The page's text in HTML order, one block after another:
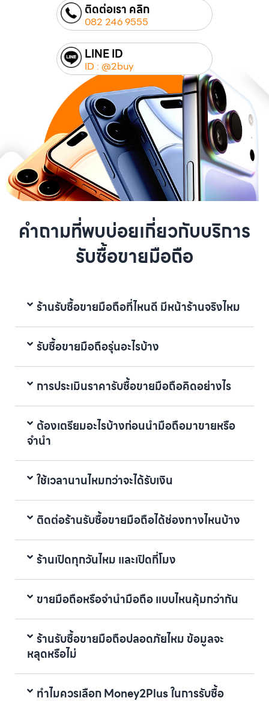
ติดต่อเรา คลิก
082 246 9555
LINE ID
ID : @2buy
คำถามที่พบบ่อยเกี่ยวกับบริการ
รับซื้อขายมือถือ
ร้านรับซื้อขายมือถือที่ไหนดี มีหน้าร้านจริงไหม
รับซื้อขายมือถือรุ่นอะไรบ้าง
การประเมินราคารับซื้อขายมือถือคิดอย่างไร
ต้องเตรียมอะไรบ้างก่อนนำมือถือมาขายหรือ
จำนำ
ใช้เวลานานไหมกว่าจะได้รับเงิน
ติดต่อร้านรับซื้อขายมือถือได้ช่องทางไหนบ้าง
ร้านเปิดทุกวันไหม และเปิดกี่โมง
ขายมือถือหรือจำนำมือถือ แบบไหนคุ้มกว่ากัน
ร้านรับซื้อขายมือถือปลอดภัยไหม ข้อมูลจะ
หลุดหรือไม่
ทำไมควรเลือก Money2Plus ในการรับซื้อ